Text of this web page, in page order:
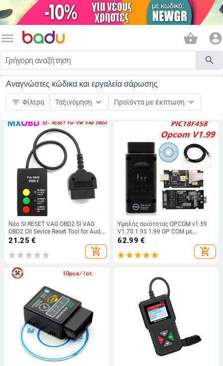
menu shopping_basket account_circle
search
Αναγνώστες κώδικα και εργαλεία σάρωσης
filter_list Φίλτρα Ταξινόμηση keyboard_arrow_down Προϊόντα με έκπτωση keyboard_arrow_down
Νέο SI RESET VAG OBD2 SI VAG
OBD2 Oil Sevice Reset Tool for Audi
for Seat Cars Εργαλείο
επαναφοράς SRS OBD 2 SI-RESET
Δωρεάν αποστολή
21.25 €
add_shopping_cart
Υψηλής ποιότητας OPCOM v1.59
V1.70 1.95 1.99 OP COM με
πραγματικό pic18f458 μπορεί να
είναι flash update firmware OP-
COM For Opel Diagnostic tool
62.99 €
add_shopping_cart